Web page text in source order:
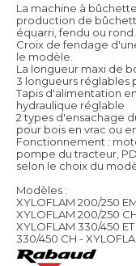
La machine à
production de
équarri, fendu ou rond.
Croix de fendage
le modèle.
La longueur maxi de
3 longueurs réglables
Tapis d'alimentation
hydraulique réglable
2 types d'ensachage
pour bois en vrac ou
Fonctionnement :
pompe du tracteur,
selon le choix du
Modèles :
XYLOFLAM 200/250
XYLOFLAM 200/250
XYLOFLAM 330/450
330/450 CH -